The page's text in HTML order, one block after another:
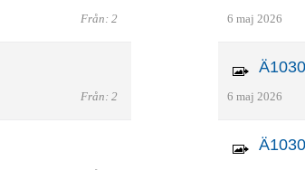
Från: 2
Från: 2
6 maj 2026
6 maj 2026